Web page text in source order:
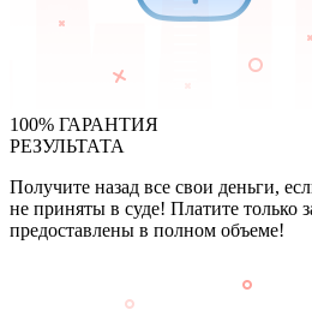
100% ГАРАНТИЯ
РЕЗУЛЬТАТА
Получите назад все свои деньги,
не приняты в суде! Платите только
предоставлены в полном объеме!